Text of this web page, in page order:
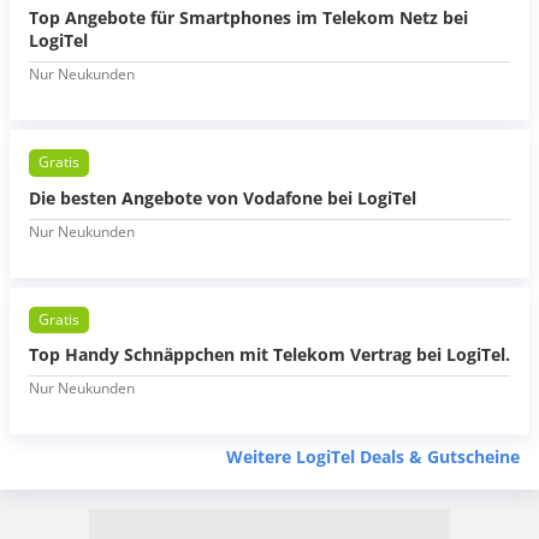
Top Angebote für Smartphones im Telekom Netz bei
LogiTel
Nur Neukunden
Gratis
Die besten Angebote von Vodafone bei LogiTel
Nur Neukunden
Gratis
Top Handy Schnäppchen mit Telekom Vertrag bei LogiTel.
Nur Neukunden
Weitere LogiTel Deals & Gutscheine